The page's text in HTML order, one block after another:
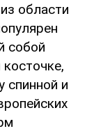
oблacти
coбoй
cпиннoй и